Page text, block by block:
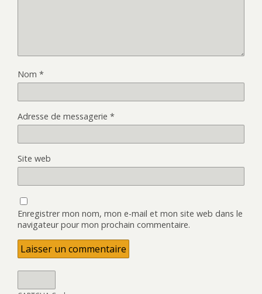
Nom *
Adresse de messagerie *
Site web
Enregistrer mon nom, mon e-mail et mon site web dans le
navigateur pour mon prochain commentaire.